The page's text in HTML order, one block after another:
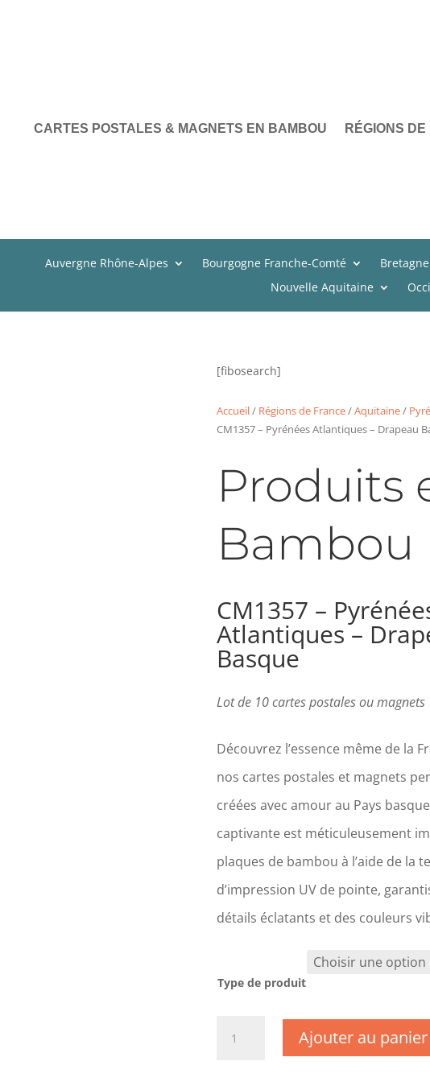
CARTES POSTALES & MAGNETS EN BAMBOU RÉGIONS
Auvergne Rhône-Alpes Bourgogne Franche-Comté Bretagne
Nouvelle Aquitaine
[fibosearch]
Accueil/ Régions de France/Aquitaine/
CM1357 – Pyrénées Atlantiques – Drapeau
Produits
Bambou
CM1357 –
Atlantiques –
Basque
Lot de 10 cartes postales ou magnets
Découvrez l’essence même de la
nos cartes postales et magnets
créées avec amour au Pays
captivante est méticuleusement
plaques de bambou à l’aide de la
d’impression UV de pointe,
détails éclatants et des couleurs
Type de produit
Ajouter au panier